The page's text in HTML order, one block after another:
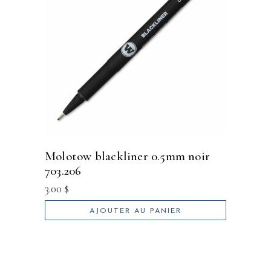
molotow blackliner 0.5mm noir
703.206
3.00 $
AJOUTER AU PANIER